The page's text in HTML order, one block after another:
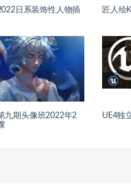
日系装饰性人物插
匠人绘
九期头像班2022年2
UE4独